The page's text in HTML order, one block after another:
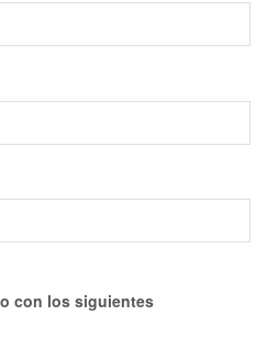
con los siguientes